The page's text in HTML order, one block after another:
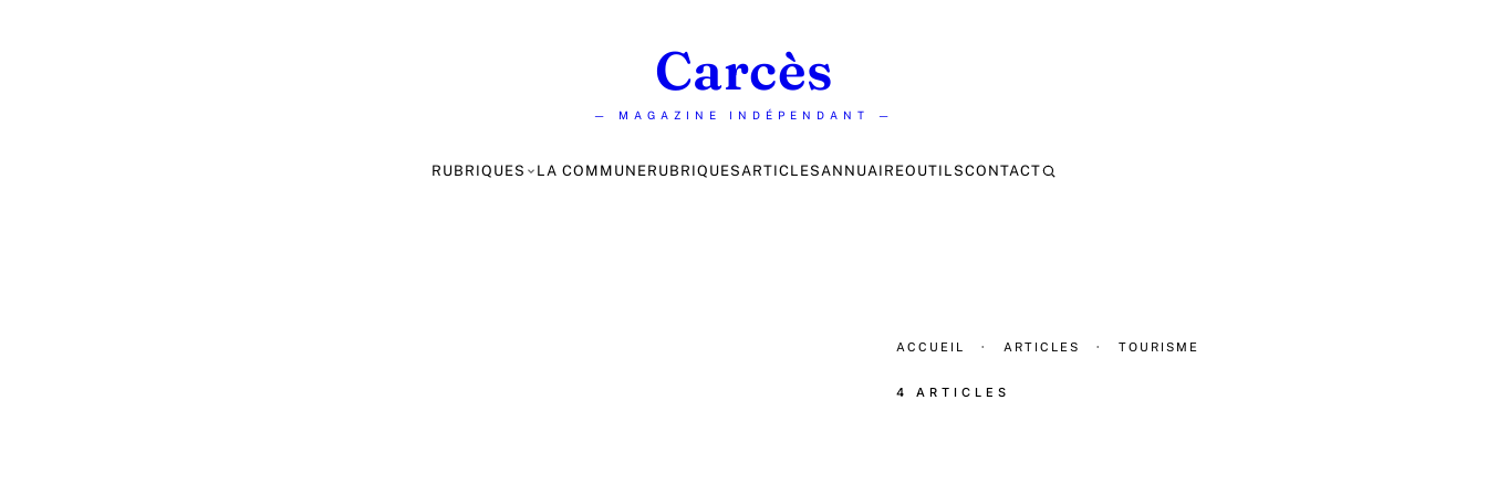
Carcès
— MAGAZINE INDÉPENDANT —
RUBRIQUES LA COMMUNERUBRIQUESARTICLESANNUAIREOUTILSCONTACT
ACCUEIL · ARTICLES · TOURISME
4 ARTICLES